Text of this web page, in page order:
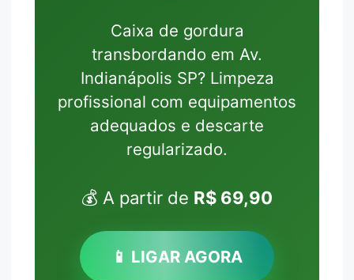
Caixa de gordura
transbordando em Av.
Indianápolis SP? Limpeza
profissional com equipamentos
adequados e descarte
regularizado.
💰 A partir de R$ 69,90
📱 LIGAR AGORA